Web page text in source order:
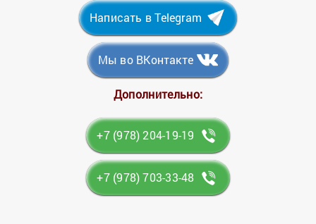
Написать в Telegram
Мы во ВКонтакте
Дополнительно:
+7 (978) 204-19-19
+7 (978) 703-33-48